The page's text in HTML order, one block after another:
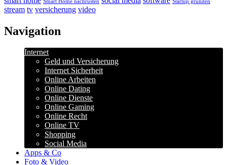
stream tv versicherung video
Navigation
Internet
Geld und Versicherung
Internet Sicherheit
Online Arbeiten
Online Dating
Online Dienste
Online Gaming
Online Recht
Online TV
Shopping
Social Media
Apps & Co
Foto & Video